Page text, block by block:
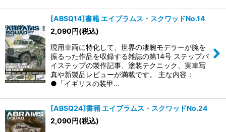
[ABSQ14]書籍 エイブラムス・スクワッドNo.14
2,090円(税込)
現用車両に特化して、世界の凄腕モデラーが腕を
振るった作品を収録する雑誌の第14号 ステップバ
イステップの製作記事、塗装テクニック、実車写
真や新製品レビューが満載です。 主な内容：
●「イギリスの装甲…
[ABSQ24]書籍 エイブラムス・スクワッドNo.24
2,090円(税込)